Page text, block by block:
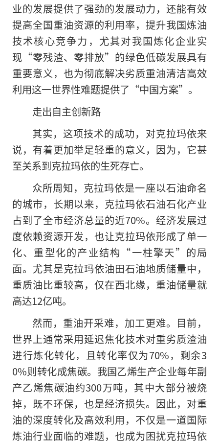
业的发展提供了强劲的发展动力，还能有效
提高全国重油资源的利用率，提升我国炼油
技术核心竞争力，尤其对我国炼化企业实
现“零残渣、零排放”的绿色低碳发展具有
重要意义，也为彻底解决劣质重油清洁高效
利用这一世界性难题提供了“中国方案”。
走出自主创新路
其实，这项技术的成功，对克拉玛依来
说，有着更加举足轻重的意义，因为，它甚
至关系到克拉玛依的生死存亡。
众所周知，克拉玛依是一座以石油命名
的城市，长期以来，克拉玛依石油石化产业
占到了全市经济总量的近70%。经济发展过
度依赖资源开发，也让克拉玛依形成了单一
化、重型化的产业结构“一柱擎天”的局
面。尤其是克拉玛依油田石油地质储量中，
重质油比重较高，仅在西北缘，重油储量就
高达12亿吨。
然而，重油开采难，加工更难。目前，
世界上通常采用延迟焦化技术对重劣质渣油
进行炼化转化，且转化率仅为70%，剩余3
0%则转化成焦碳。我国乙烯生产企业每年副
产乙烯焦碳油约300万吨，其中大部分被烧
掉，既不环保，也是经济损失。因此，对重
油的深度转化及高效利用，不仅是一道国际
炼油行业面临的难题，也成为困扰克拉玛依